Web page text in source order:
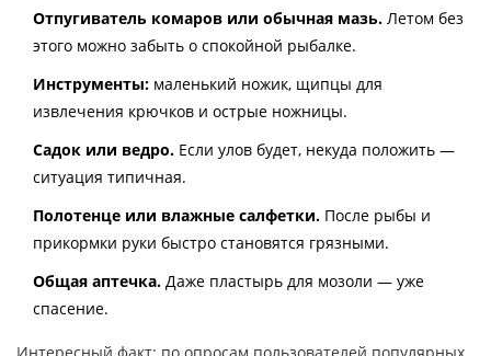
Отпугиватель комаров или обычная мазь. Летом без
этого можно забыть о спокойной рыбалке.
Инструменты: маленький ножик, щипцы для
извлечения крючков и острые ножницы.
Садок или ведро. Если улов будет, некуда положить —
ситуация типичная.
Полотенце или влажные салфетки. После рыбы и
прикормки руки быстро становятся грязными.
Общая аптечка. Даже пластырь для мозоли — уже
спасение.